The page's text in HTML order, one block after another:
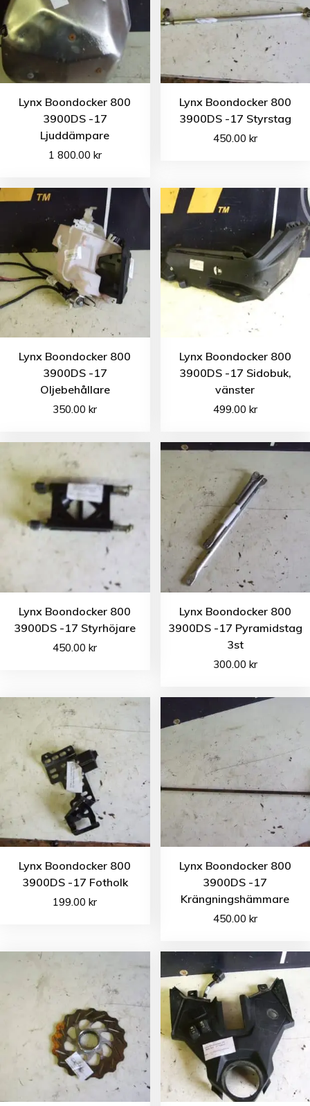
Lynx Boondocker 800
3900DS -17
Ljuddämpare
1 800.00 kr
Lynx Boondocker 800
3900DS -17 Styrstag
450.00 kr
Lynx Boondocker 800
3900DS -17
Oljebehållare
350.00kr
Lynx Boondocker 800
3900DS -17 Sidobuk,
vänster
499.00 kr
Lynx Boondocker 800
3900DS -17 Styrhöjare
450.00kr
Lynx Boondocker 800
3900DS -17 Pyramidstag
3st
300.00 kr
Lynx Boondocker 800
3900DS -17 Fotholk
199.00kr
Lynx Boondocker 800
3900DS -17
Krängningshämmare
450.00 kr